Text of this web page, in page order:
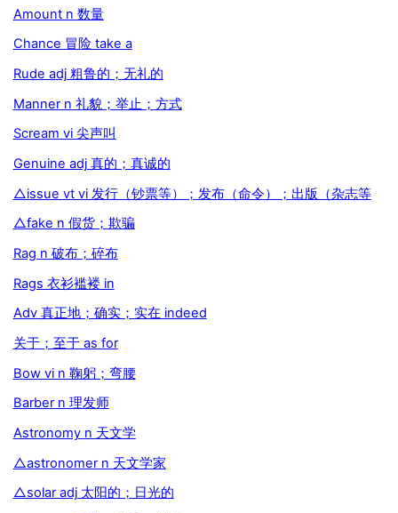
Amount n 数量
Chance 冒险 take a
Rude adj 粗鲁的；无礼的
Manner n 礼貌；举止；方式
Scream vi 尖声叫
Genuine adj 真的；真诚的
△issue vt vi 发行（钞票等）；发布（命令）；出版（杂志等
△fake n 假货；欺骗
Rag n 破布；碎布
Rags 衣衫褴褛 in
Adv 真正地；确实；实在 indeed
关于；至于 as for
Bow vi n 鞠躬；弯腰
Barber n 理发师
Astronomy n 天文学
△astronomer n 天文学家
△solar adj 太阳的；日光的